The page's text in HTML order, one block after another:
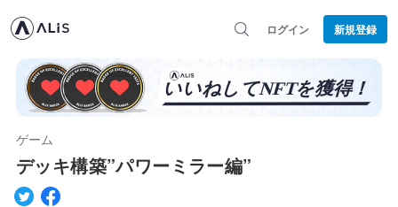
ログイン 新規登録
ゲーム
デッキ構築”パワーミラー編”